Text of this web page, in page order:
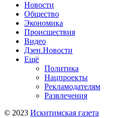
Новости
Общество
Экономика
Происшествия
Видео
Дзен.Новости
Ещё
Политика
Нацпроекты
Рекламодателям
Развлечения
© 2023 Искитимская газета